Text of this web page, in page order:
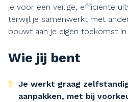
je voor een veilige, efficiënte
terwijl je samenwerkt met
bouwt aan je eigen toekomst
Wie jij bent
Je werkt graag
aanpakken, met bij